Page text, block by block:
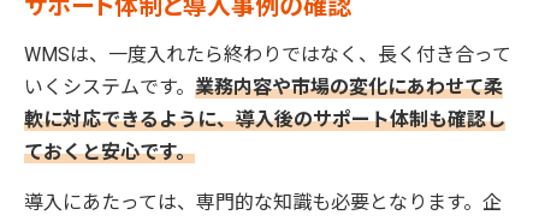
サポート体制と導入事例の確認
WMSは、一度入れたら終わりではなく、長く付き合って
いくシステムです。 業務内容や市場の変化にあわせて柔
軟に対応できるように、導入後のサポート体制も確認し
ておくと安心です。
導入にあたっては、専門的な知識も必要となります。企